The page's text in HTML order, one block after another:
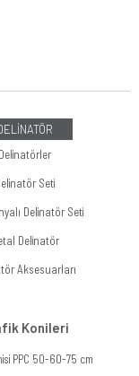
Delinatörler
Seti
Delinatör Seti
Delinatör
Aksesuarları
Konileri
PPC 50-60-75 cm